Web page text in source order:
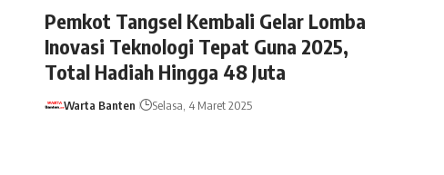
Pemkot Tangsel Kembali Gelar Lomba
Inovasi Teknologi Tepat Guna 2025,
Total Hadiah Hingga 48 Juta
Warta Banten Selasa, 4 Maret 2025